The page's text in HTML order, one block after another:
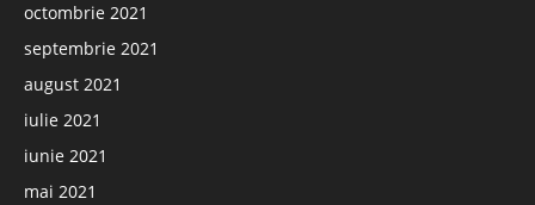
octombrie 2021
septembrie 2021
august 2021
iulie 2021
iunie 2021
mai 2021